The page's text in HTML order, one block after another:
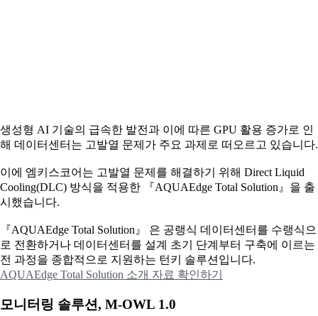
생성형 AI 기술의 급속한 발전과 이에 따른 GPU 활용 증가로 인
해 데이터센터는 고발열 문제가 주요 과제로 떠오르고 있습니다.
이에 엠키스코어는 고발열 문제를 해결하기 위해 Direct Liquid
Cooling(DLC) 방식을 적용한 『AQUAEdge Total Solution』을 출
시했습니다.
『AQUAEdge Total Solution』 은 공랭식 데이터센터를 수랭식으
로 전환하거나 데이터센터를 설계 초기 단계부터 구축에 이르는
전 과정을 종합적으로 지원하는 턴키 솔루션입니다.
AQUAEdge Total Solution 소개 자료 확인하기
모니터링 솔루션, M-OWL 1.0